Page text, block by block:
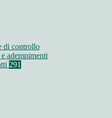
di controllo
adempimenti
291